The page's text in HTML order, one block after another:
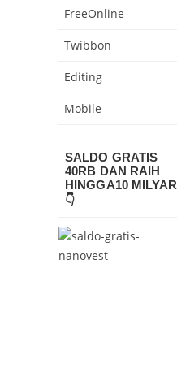
FreeOnline
Twibbon
Editing
Mobile
SALDO GRATIS
40RB DAN RAIH
HINGGA10 MILYAR
👇